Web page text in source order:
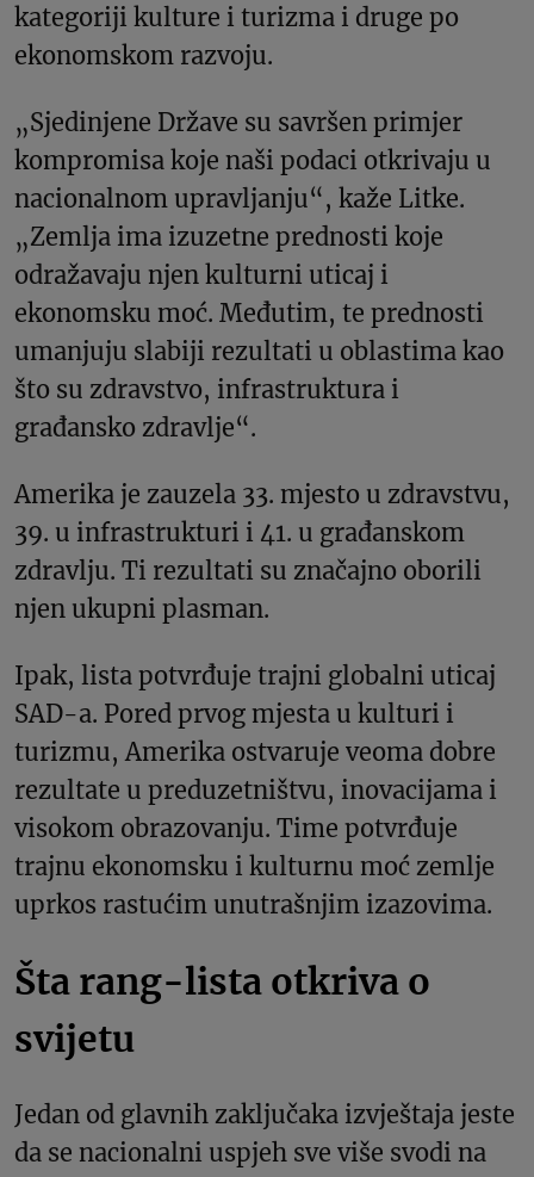
kategoriji kulture i turizma i druge po
ekonomskom razvoju.
„Sjedinjene Države su savršen primjer
kompromisa koje naši podaci otkrivaju u
nacionalnom upravljanju“, kaže Litke.
„Zemlja ima izuzetne prednosti koje
odražavaju njen kulturni uticaj i
ekonomsku moć. Međutim, te prednosti
umanjuju slabiji rezultati u oblastima kao
što su zdravstvo, infrastruktura i
građansko zdravlje“.
Amerika je zauzela 33. mjesto u zdravstvu,
39. u infrastrukturi i 41. u građanskom
zdravlju. Ti rezultati su značajno oborili
njen ukupni plasman.
Ipak, lista potvrđuje trajni globalni uticaj
SAD-a. Pored prvog mjesta u kulturi i
turizmu, Amerika ostvaruje veoma dobre
rezultate u preduzetništvu, inovacijama i
visokom obrazovanju. Time potvrđuje
trajnu ekonomsku i kulturnu moć zemlje
uprkos rastućim unutrašnjim izazovima.
Šta rang-lista otkriva o
svijetu
Jedan od glavnih zaključaka izvještaja jeste
da se nacionalni uspjeh sve više svodi na